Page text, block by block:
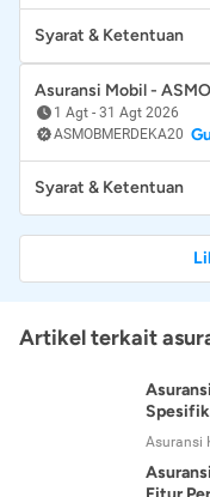
Syarat & Ketentuan
Asuransi Mobil -
1 Agt - 31 Agt 2026
ASMOBMERDEKA20
Syarat & Ketentuan
Artikel terkait
Asuransi